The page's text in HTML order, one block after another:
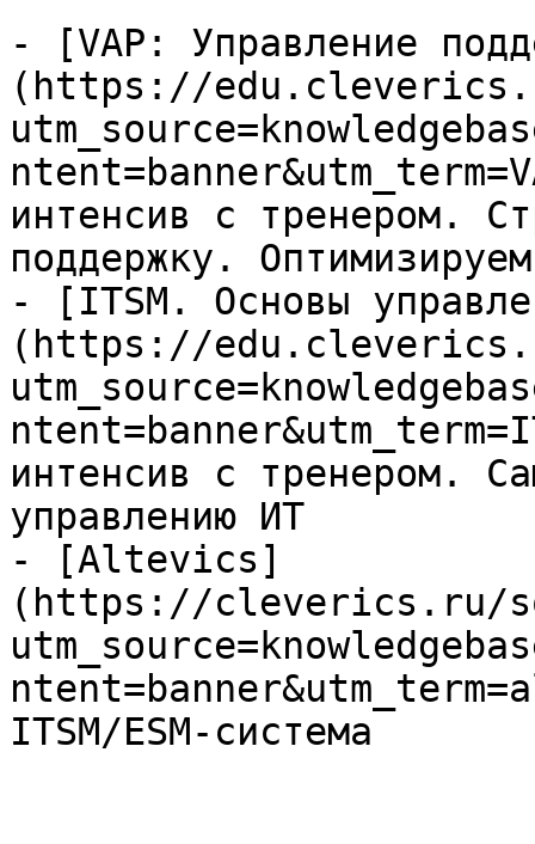
- [VAP: Управление
(https://
интенсив с тренером.
поддержку.
- [ITSM. Основы
(https://
интенсив с тренером.
управлению ИТ
- [Altevics]
(https://cleverics.ru/
ITSM/ESM-система